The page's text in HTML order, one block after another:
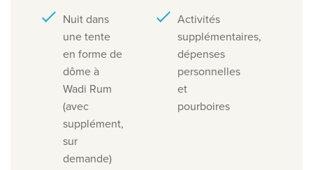
Nuit dans
une tente
en forme de
dôme à
Wadi Rum
(avec
supplément,
sur
demande)
Activités
supplémentaires,
dépenses
personnelles
et
pourboires